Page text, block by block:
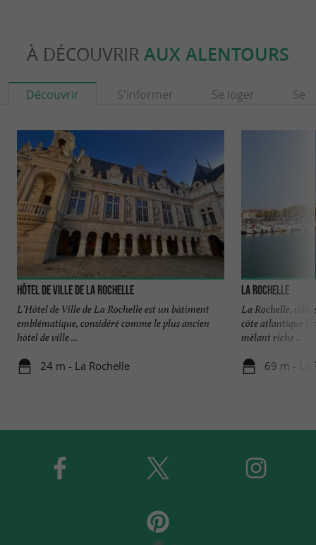
À DÉCOUVRIR AUX ALENTOURS
Découvrir S'informer Se loger Se
Hôtel de ville de La Rochelle
L'Hôtel de Ville de La Rochelle est un bâtiment
emblématique, considéré comme le plus ancien
hôtel de ville ...
24 m - La Rochelle
La Rochelle
La Rochelle,
côte atlantique
mêlant riche ...
69 m - La